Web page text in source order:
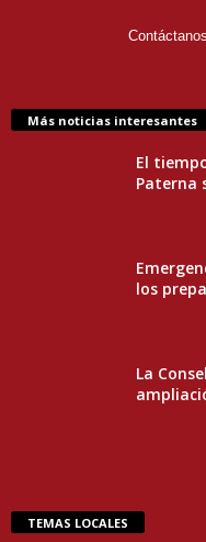
Más noticias interesantes
El
Paterna
los
La
TEMAS LOCALES